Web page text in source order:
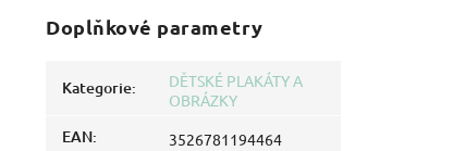
Doplňkové parametry
Kategorie:
DĚTSKÉ PLAKÁTY A
OBRÁZKY
EAN: 3526781194464